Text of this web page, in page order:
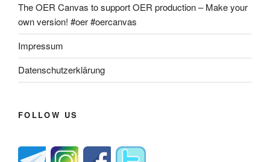
The OER Canvas to support OER production – Make your
own version! #oer #oercanvas
Impressum
Datenschutzerklärung
FOLLOW US